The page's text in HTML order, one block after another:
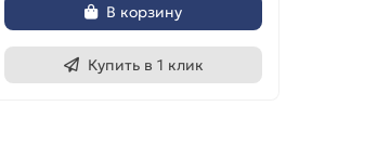
В корзину
Купить в 1 клик